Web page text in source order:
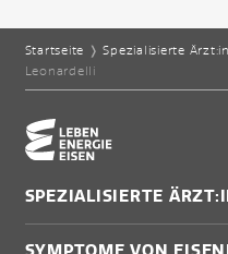
Startseite ❭Spezialisierte
Leonardelli
Home-Eisencheck
SPEZIALISIERTE